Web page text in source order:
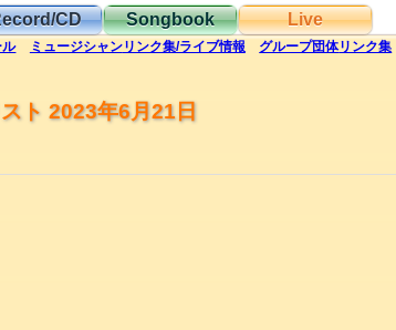
CD Songbook Live
ル ミュージシャンリンク集/ライブ情報 グループ団体リンク集
ト 2023年6月21日